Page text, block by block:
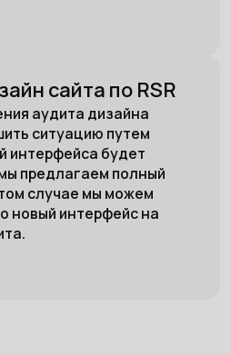
сайта по RSR
аудита дизайна
ситуацию путем
интерфейса будет
предлагаем полный
случае мы можем
новый интерфейс на